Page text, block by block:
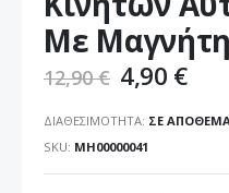
της
συλλογής
εικόνων
Με
12,90 € 4,90 €
ΔΙΑΘΕΣΙΜΌΤΗΤΑ: ΣΕ
SKU ΜΗ00000041